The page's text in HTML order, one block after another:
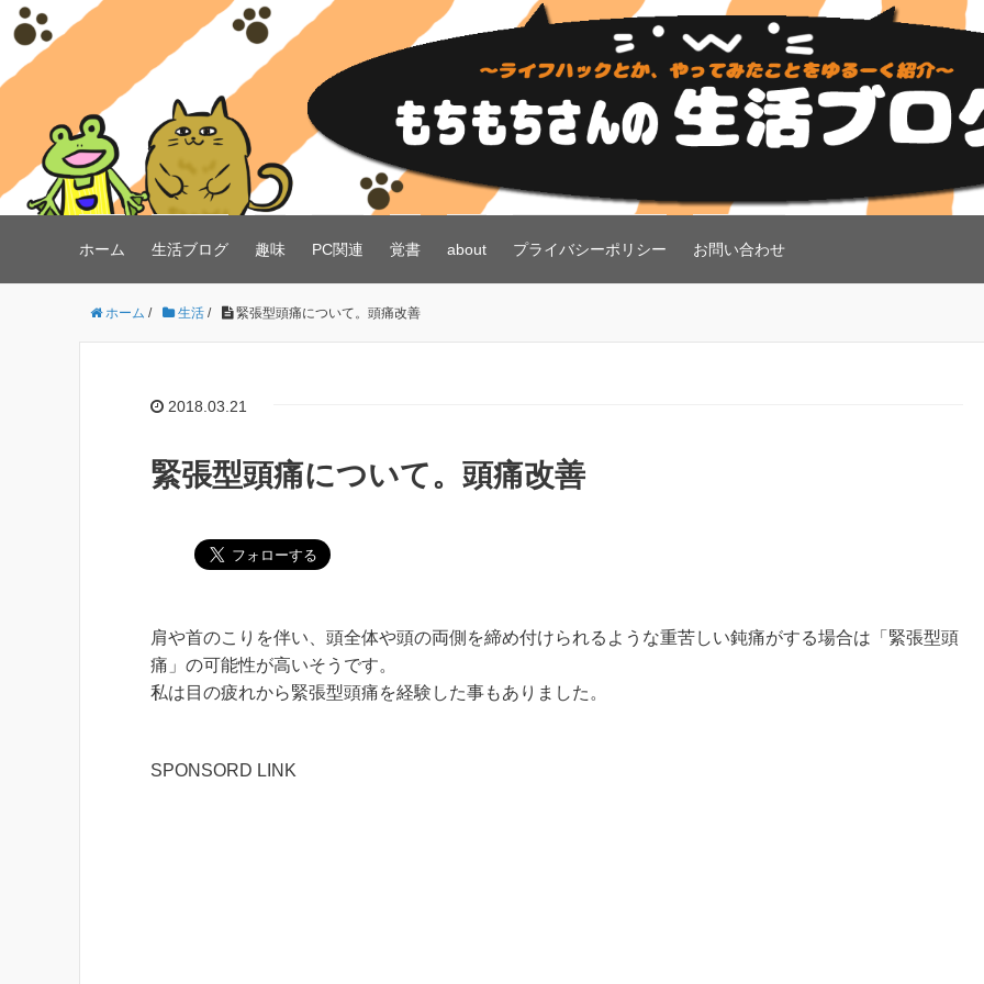
ホーム 生活ブログ 趣味 PC関連 覚書 about プライバシーポリシー お問い合わせ
ホーム / 生活 / 緊張型頭痛について。頭痛改善
2018.03.21
緊張型頭痛について。頭痛改善
肩や首のこりを伴い、頭全体や頭の両側を締め付けられるような重苦しい鈍痛がする場合は「緊張型頭
痛」の可能性が高いそうです。
私は目の疲れから緊張型頭痛を経験した事もありました。
SPONSORD LINK